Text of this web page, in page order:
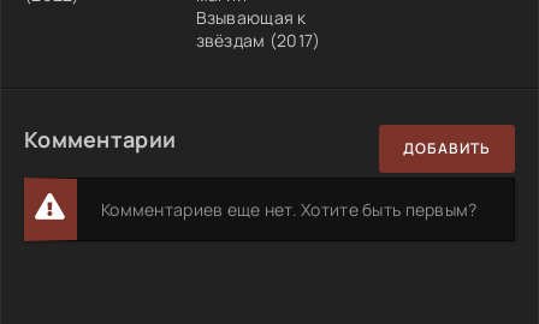
Взывающая к
звёздам (2017)
Комментарии ДОБАВИТЬ
Комментариев еще нет. Хотите быть первым?